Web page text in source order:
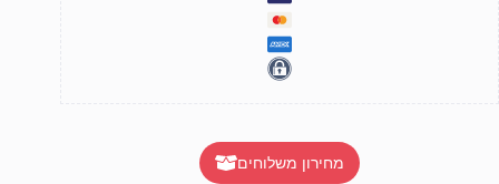
מחירון משלוחים